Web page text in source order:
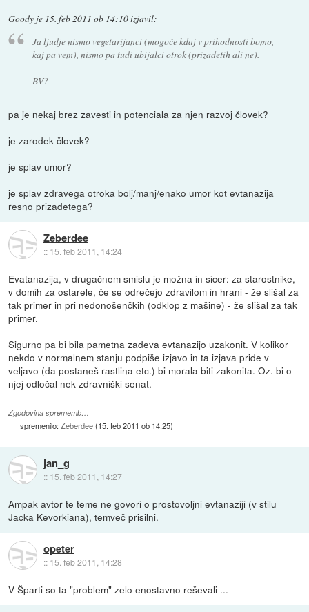
Goody je 15. feb 2011 ob 14:10izjavil:
Ja ljudje nismo vegetarijanci (mogoče kdaj v prihodnosti bomo,
kaj pa vem), nismo pa tudi ubijalci otrok (prizadetih ali ne).
BV?
pa je nekaj brez zavesti in potenciala za njen razvoj človek?
je zarodek človek?
je splav umor?
je splav zdravega otroka bolj/manj/enako umor kot evtanazija
resno prizadetega?
Zeberdee
:: 15. feb 2011, 14:24
Evatanazija, v drugačnem smislu je možna in sicer: za starostnike,
v domih za ostarele, če se odrečejo zdravilom in hrani - že slišal za
tak primer in pri nedonošenčkih (odklop z mašine) - že slišal za tak
primer.
Sigurno pa bi bila pametna zadeva evtanazijo uzakonit. V kolikor
nekdo v normalnem stanju podpiše izjavo in ta izjava pride v
veljavo (da postaneš rastlina etc.) bi morala biti zakonita. Oz. bi o
njej odločal nek zdravniški senat.
Zgodovina sprememb…
spremenilo:Zeberdee(15. feb 2011 ob 14:25)
jan_g
:: 15. feb 2011, 14:27
Ampak avtor te teme ne govori o prostovoljni evtanaziji (v stilu
Jacka Kevorkiana), temveč prisilni.
opeter
:: 15. feb 2011, 14:28
V Šparti so ta "problem" zelo enostavno reševali ...